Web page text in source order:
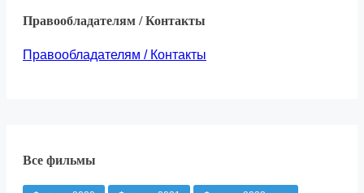
Правообладателям / Контакты
Правообладателям / Контакты
Все фильмы